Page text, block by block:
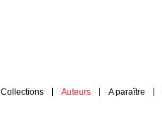
Collections Auteurs A paraître